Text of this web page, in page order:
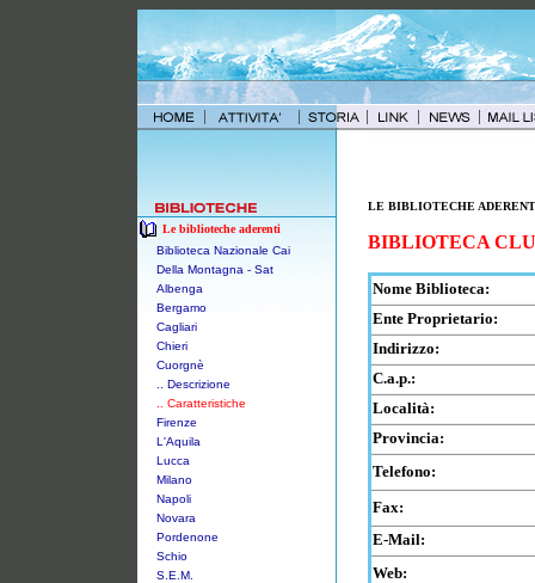
Le biblioteche aderenti
Biblioteca Nazionale Cai
Della Montagna - Sat
Albenga
Bergamo
Cagliari
Chieri
Cuorgnè
.. Descrizione
.. Caratteristiche
Firenze
L'Aquila
Lucca
Milano
Napoli
Novara
Pordenone
Schio
S.E.M.
LE BIBLIOTECHE
BIBLIOTECA
Nome Biblioteca:
Ente Proprietario:
Indirizzo:
C.a.p.:
Località:
Provincia:
Telefono:
Fax:
E-Mail:
Web: